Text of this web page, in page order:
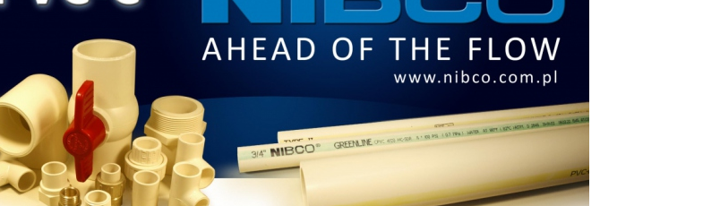
Inštalačný systém z PVC je dostupný v priemeroch od 1/2” (16mm) do 8” (200 mm) v bielej
farbe, Schedule 40. Tlakové odolnosti sú závislé na priemere potrubia. Maximálny povolený tlak
pre rúrku 1/2” je 4,14 MPa pri teplote 23°C. Maximálna povolená teplota v potrubí PVC je 60°C
(140°F). Pri tejto teplote je možný tlak iba 0,9 MPa –(1/2”). PVC je vhodný materiál pre rozvody
studenej pitnej vody a iných médií do 60°C. Inštalácie z CPVC sú dostupné v rozmeroch 1/2”
(16mm) – 4” (100 mm). CPVC FlowGuard Gold® do 2” ( 50mm), je vyrábaný v béžovej farbe v
systéme SDR 11 (Standard Dimension Ratio). Tlakové a teplotné podmienky sú v systéme SDR
11 rovnaké pre všetky priemery (1/2”- 2”) – pri teplote 23°C max. možný tlak 2,76 MPa, pri
teplote 82°C max. možný tlak 0,69 MPa. FlowGuard Gold® je ideálny ako pre rozvody studenej
a teplej vody, tak pre rozvody ústredného kúrenia. Počiatočná špeciálne upravená surovina pre
výrobu FGG pochádza od firmy BFGoodrich. Jeho hlavná výhoda v porovnaní s konkurenčnými